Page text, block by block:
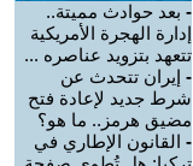
- بعد حوادث مميتة..
إدارة الهجرة الأمريكية
تتعهد بتزويد عناصره ...
- إيران تتحدث عن
شرط جديد لإعادة فتح
مضيق هرمز.. ما هو؟
- القانون الإطاري في